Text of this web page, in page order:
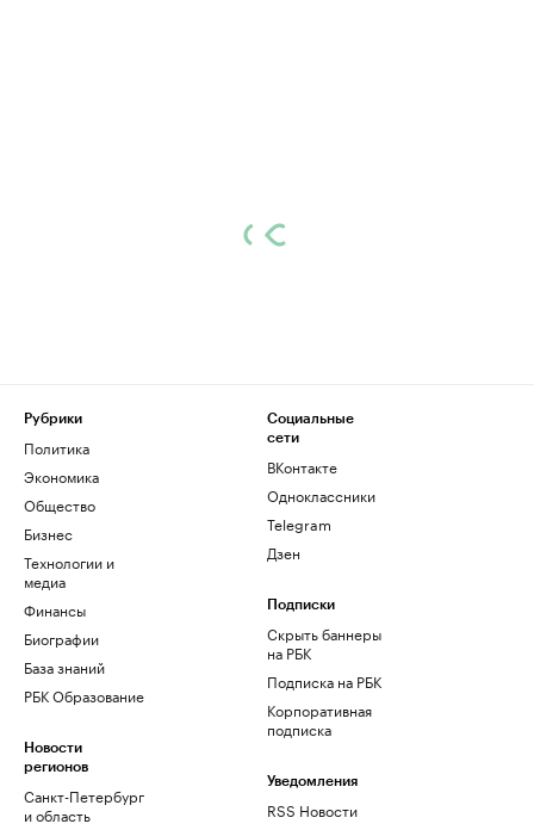
Рубрики
Политика
Экономика
Общество
Бизнес
Технологии и
медиа
Финансы
Биографии
База знаний
РБК Образование
Новости
регионов
Санкт-Петербург
и область
Социальные
сети
ВКонтакте
Одноклассники
Telegram
Дзен
Подписки
Скрыть баннеры
на РБК
Подписка на РБК
Корпоративная
подписка
Уведомления
RSS Новости